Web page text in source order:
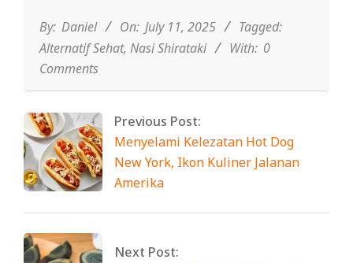
11
By: Daniel On: July 11, 2025
Tagged:
Alternatif Sehat, Nasi Shirataki With: 0
Comments
Previous Post:
Menyelami Kelezatan Hot Dog
New York, Ikon Kuliner Jalanan
Amerika
Next Post: